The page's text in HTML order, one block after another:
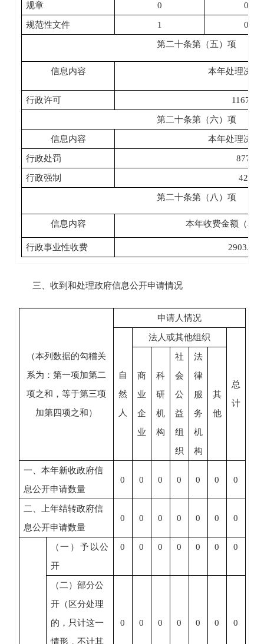
规章 0 0
规范性文件 1 0
第二十条第（五）项
信息内容 本年处理决定
行政许可 11677
第二十条第（六）项
信息内容 本年处理决定
行政处罚 877
行政强制 42
第二十条第（八）项
信息内容 本年收费金额（单
行政事业性收费 2903.04
三、收到和处理政府信息公开申请情况
（本列数据的勾稽关
系为：第一项加第二
项之和，等于第三项
加第四项之和）
申请人情况
自
然
人
法人或其他组织
总
计
商
业
企
业
科
研
机
构
社
会
公
益
组
织
法
律
服
务
机
构
其
他
一、本年新收政府信
息公开申请数量
0 0 0 0 0 0 0
二、上年结转政府信
息公开申请数量
0 0 0 0 0 0 0
（一）予以公
开
0 0 0 0 0 0 0
（二）部分公
开（区分处理
的，只计这一
情形，不计其
0 0 0 0 0 0 0